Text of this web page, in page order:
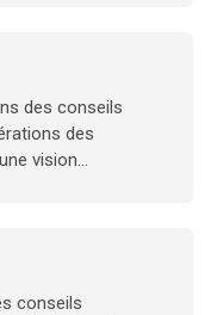
des conseils
des
vision...
conseils